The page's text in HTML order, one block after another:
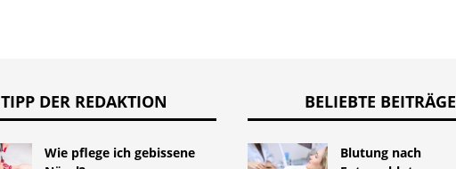
TIPP DER REDAKTION
Wie pflege ich gebissene
BELIEBTE BEITRÄGE
Blutung nach